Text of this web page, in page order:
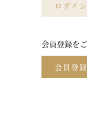
ログイ
会員登録を
会員登